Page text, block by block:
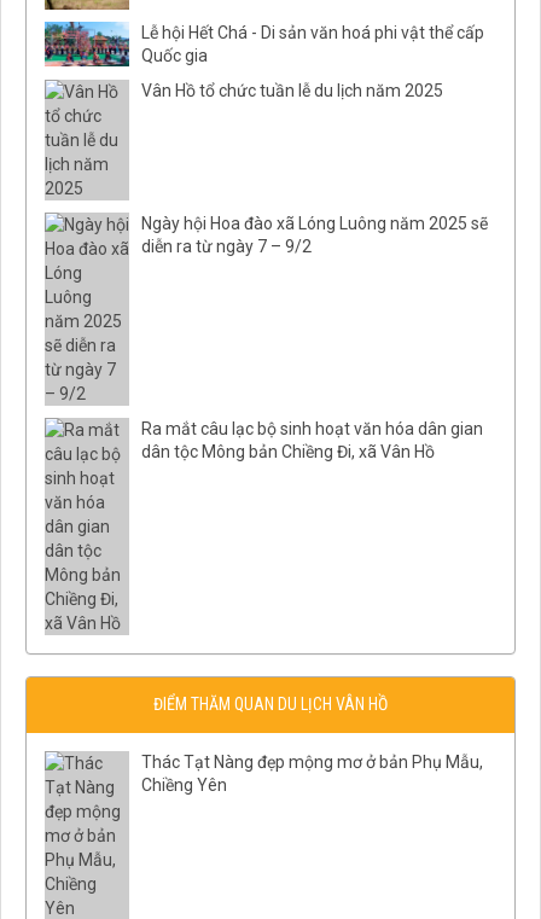
Lễ hội Hết Chá - Di sản văn hoá phi vật thể cấp
Quốc gia
Vân Hồ tổ chức tuần lễ du lịch năm 2025
Ngày hội Hoa đào xã Lóng Luông năm 2025 sẽ
diễn ra từ ngày 7 – 9/2
Ra mắt câu lạc bộ sinh hoạt văn hóa dân gian
dân tộc Mông bản Chiềng Đi, xã Vân Hồ
ĐIỂM THĂM QUAN DU LỊCH VÂN HỒ
Thác Tạt Nàng đẹp mộng mơ ở bản Phụ Mẫu,
Chiềng Yên